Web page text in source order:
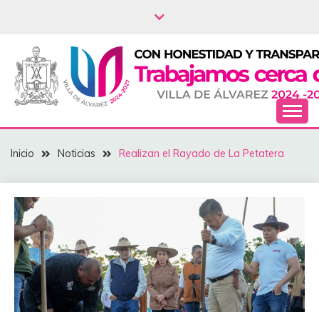
NOTICIAS – VILLA
DEL ÁLVAREZ
Inicio Noticias Realizan el Rayado de La Petatera